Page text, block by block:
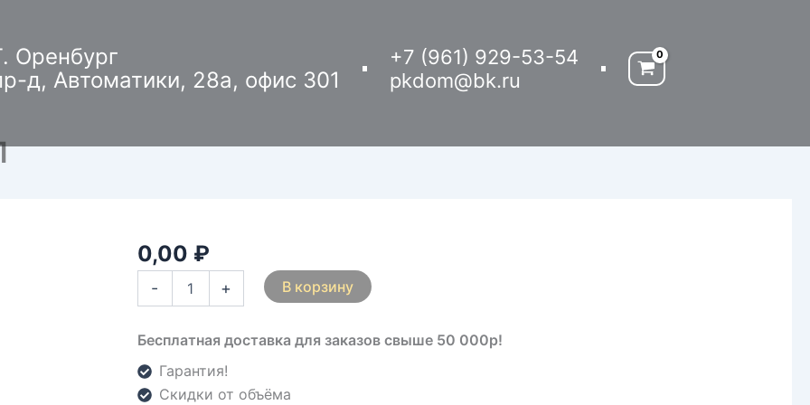
Оренбург
д, Автоматики, 28а, офис 301
+7 (961) 929-53-54
pkdom@bk.ru
0,00 ₽
-
Количество
товара
Стенка
детская
ЛДСП
+ В корзину
Бесплатная доставка для заказов свыше 50 000р!
Гарантия!
Скидки от объёма